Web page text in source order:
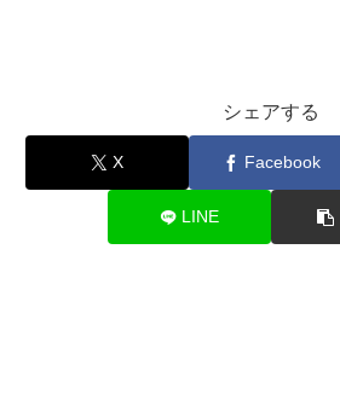
シェアする
X Facebook
LINE